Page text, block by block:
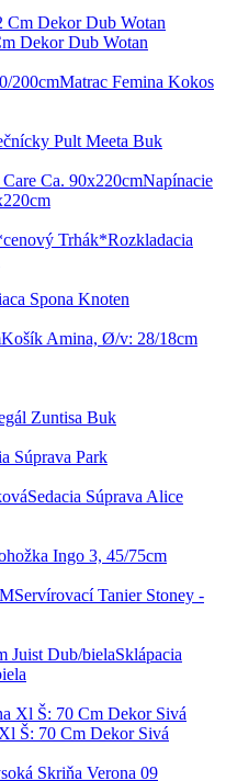
Dekor Dub Wotan
Matrac Femina Kokos
Pult Meeta Buk
Napínacie
Rozkladacia
Spona Knoten
Košík Amina, Ø/v: 28/18cm
Zuntisa Buk
Súprava Park
Sedacia Súprava Alice
Ingo 3, 45/75cm
Servírovací Tanier Stoney -
Sklápacia
Š: 70 Cm Dekor Sivá
Skriňa Verona 09